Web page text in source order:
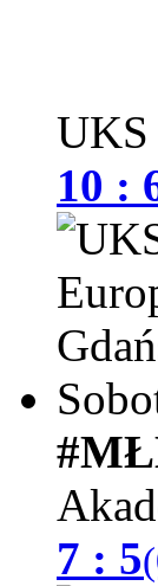
UKS
10 :
7 : 5